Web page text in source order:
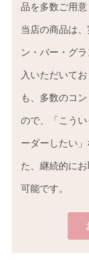
品を多数ご用意
当店の商品は
ン・バー・グ
入いただいて
も、多数のコ
ので、「こう
ーダーしたい
た、継続的に
可能です。